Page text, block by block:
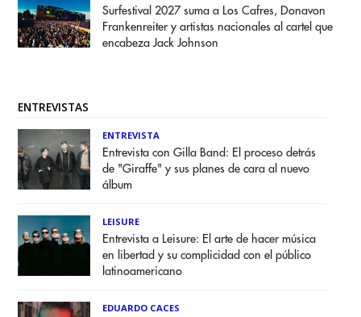
Surfestival 2027 suma a Los Cafres, Donavon
Frankenreiter y artistas nacionales al cartel que
encabeza Jack Johnson
ENTREVISTAS
ENTREVISTA
Entrevista con Gilla Band: El proceso detrás
de "Giraffe" y sus planes de cara al nuevo
álbum
LEISURE
Entrevista a Leisure: El arte de hacer música
en libertad y su complicidad con el público
latinoamericano
EDUARDO CACES